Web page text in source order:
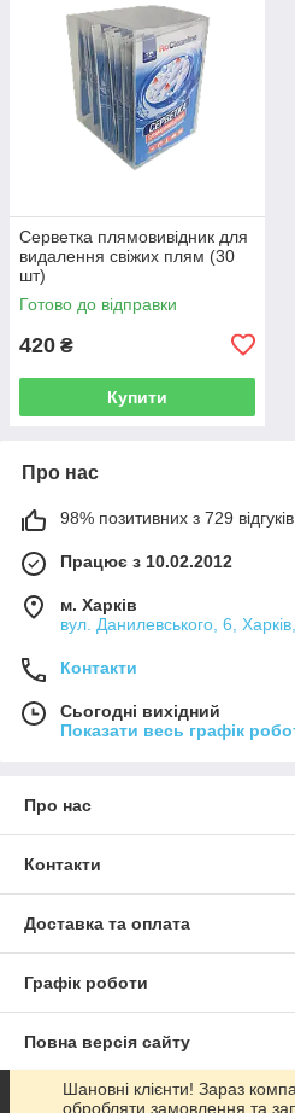
Серветка плямовивідник для
видалення свіжих плям (30
шт)
Готово до відправки
420 ₴
Купити
Про нас
98% позитивних з 729 відгуків
Працює з 10.02.2012
м. Харків
вул. Данилевського, 6,
Контакти
Сьогодні вихідний
Показати весь графік
Про нас
Контакти
Доставка та оплата
Графік роботи
Повна версія сайту
Сайт створено на
Шановні клієнти! Зараз
обробляти замовлення та